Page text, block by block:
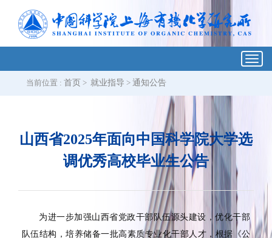
当前位置 : 首页 > 就业指导 > 通知公告
山西省2025年面向中国科学院大学选
调优秀高校毕业生公告
为进一步加强山西省党政干部队伍源头建设，优化干部
队伍结构，培养储备一批高素质专业化干部人才，根据《公